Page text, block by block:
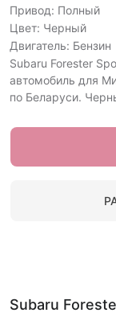
Привод: Полный
Цвет: Черный
Двигатель: Бензин
Subaru Forester
автомобиль для
по Беларуси.
Subaru